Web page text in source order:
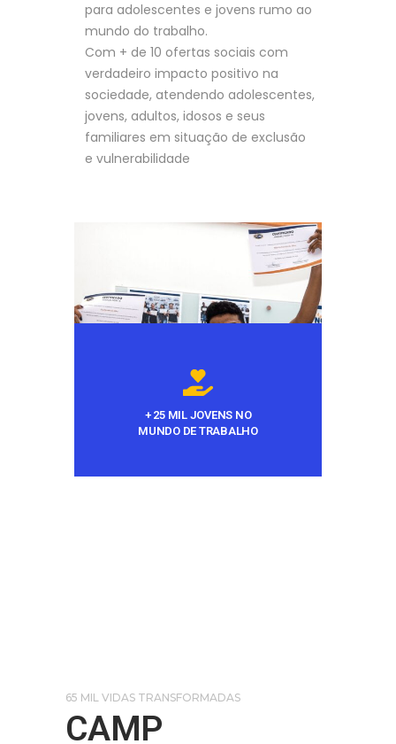
para adolescentes e jovens rumo ao
mundo do trabalho.
Com + de 10 ofertas sociais com
verdadeiro impacto positivo na
sociedade, atendendo adolescentes,
jovens, adultos, idosos e seus
familiares em situação de exclusão
e vulnerabilidade
+ 25 MIL JOVENS NO
MUNDO DE TRABALHO
65 MIL VIDAS TRANSFORMADAS
CAMP